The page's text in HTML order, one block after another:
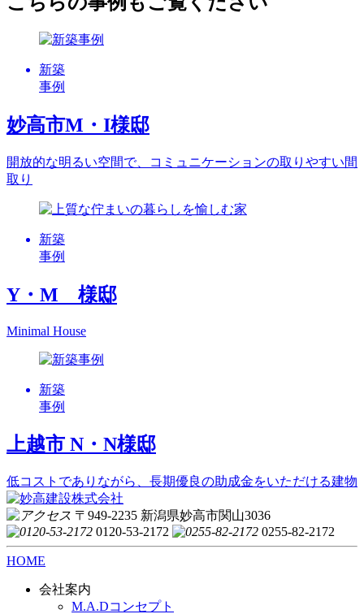
新築
事例
妙高市M・I様邸
開放的な明るい空間で、コミュニケーションの取りやすい間
取り
新築
事例
Y・M 様邸
Minimal House
新築
事例
上越市 N・N様邸
低コストでありながら、長期優良の助成金をいただける建物
〒949-2235 新潟県妙高市関山3036
0120-53-2172
0255-82-2172
HOME
会社案内
M.A.Dコンセプト